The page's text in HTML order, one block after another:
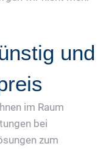
und
im Raum
bei
zum